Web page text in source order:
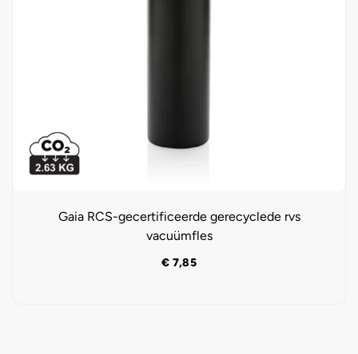
Gaia RCS-gecertificeerde gerecyclede rvs
vacuümfles
€ 7,85